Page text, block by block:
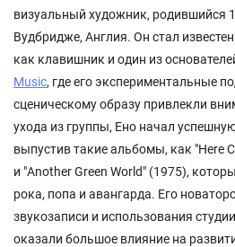
визуальный художник, родившийся
Вудбридже, Англия. Он стал
как клавишник и один из
Music, где его экспериментальные
сценическому образу привлекли
ухода из группы, Ено начал
выпустив такие альбомы, как "Here
и "Another Green World" (1975),
рока, попа и авангарда. Его
звукозаписи и использования
оказали большое влияние на